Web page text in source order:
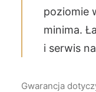
poziomie
minima.
i serwis
Gwarancja